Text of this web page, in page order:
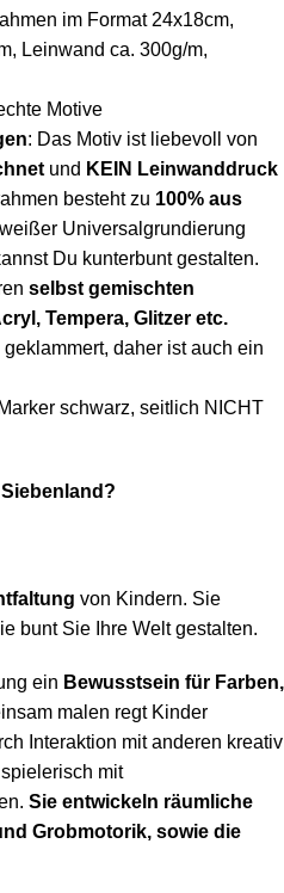
im Format 24x18cm,
Leinwand ca. 300g/m,
Motive
: Das Motiv ist liebevoll von
und KEIN Leinwanddruck
bestehtzu 100% aus
Universalgrundierung
Du kunterbunt gestalten.
selbst gemischten
Tempera, Glitzer etc.
daher ist auch ein
schwarz, seitlich NICHT
von Kindern. Sie
bunt Sie Ihre Welt gestalten.
ein Bewusstsein für Farben,
malen regt Kinder
Interaktion mit anderen kreativ
mit
Sie entwickeln räumliche
Grobmotorik, sowie die